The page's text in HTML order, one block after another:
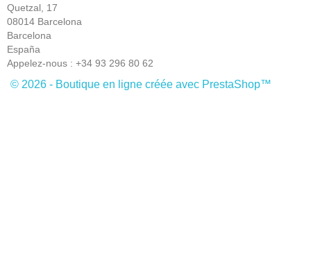
Quetzal, 17
08014 Barcelona
Barcelona
España
Appelez-nous : +34 93 296 80 62
© 2026 - Boutique en ligne créée avec PrestaShop™